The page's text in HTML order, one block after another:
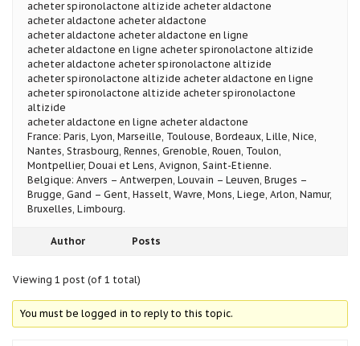
acheter spironolactone altizide acheter aldactone
acheter aldactone acheter aldactone
acheter aldactone acheter aldactone en ligne
acheter aldactone en ligne acheter spironolactone altizide
acheter aldactone acheter spironolactone altizide
acheter spironolactone altizide acheter aldactone en ligne
acheter spironolactone altizide acheter spironolactone
altizide
acheter aldactone en ligne acheter aldactone
France: Paris, Lyon, Marseille, Toulouse, Bordeaux, Lille, Nice,
Nantes, Strasbourg, Rennes, Grenoble, Rouen, Toulon,
Montpellier, Douai et Lens, Avignon, Saint-Etienne.
Belgique: Anvers – Antwerpen, Louvain – Leuven, Bruges –
Brugge, Gand – Gent, Hasselt, Wavre, Mons, Liege, Arlon, Namur,
Bruxelles, Limbourg.
Author Posts
Viewing 1 post (of 1 total)
You must be logged in to reply to this topic.